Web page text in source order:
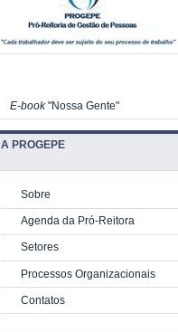
E-book"Nossa Gente"
A PROGEPE
Sobre
Agenda da Pró-Reitora
Setores
Processos Organizacionais
Contatos